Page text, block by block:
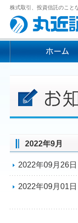
株式取引、投資信託のこと
2022年9月
2022年09月26日
2022年09月01日